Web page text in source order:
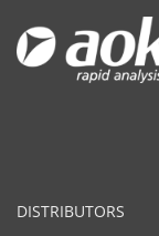
DISTRIBUTORS